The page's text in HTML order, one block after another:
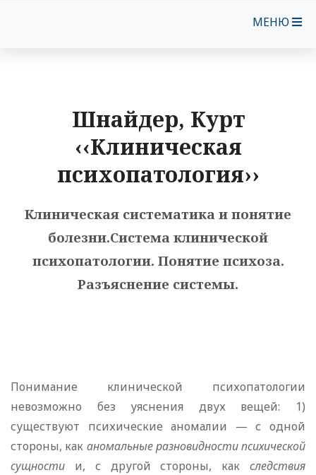
МЕНЮ
Шнайдер, Курт
‹‹Клиническая
психопатология››
Клиническая систематика и понятие
болезни.Система клинической
психопатологии. Понятие психоза.
Разъяснение системы.
Понимание клинической психопатологии
невозможно без уяснения двух вещей: 1)
существуют психические аномалии — с одной
стороны, как аномальные разновидности психической
сущности и, с другой стороны, какследствия